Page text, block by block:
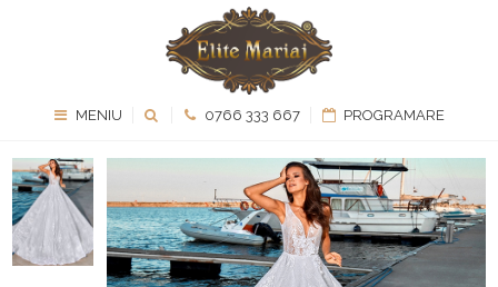
MENIU 0766 333 667 PROGRAMARE